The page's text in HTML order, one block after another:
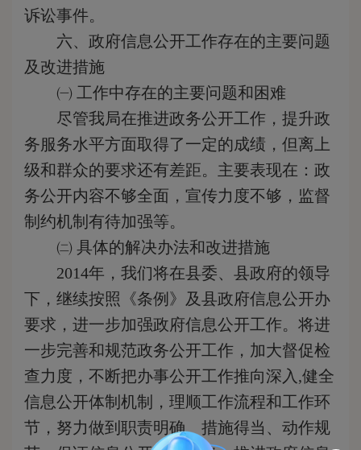
诉讼事件。
六、政府信息公开工作存在的主要问题
及改进措施
㈠ 工作中存在的主要问题和困难
尽管我局在推进政务公开工作，提升政
务服务水平方面取得了一定的成绩，但离上
级和群众的要求还有差距。主要表现在：政
务公开内容不够全面，宣传力度不够，监督
制约机制有待加强等。
㈡ 具体的解决办法和改进措施
2014年，我们将在县委、县政府的领导
下，继续按照《条例》及县政府信息公开办
要求，进一步加强政府信息公开工作。将进
一步完善和规范政务公开工作，加大督促检
查力度，不断把办事公开工作推向深入,健全
信息公开体制机制，理顺工作流程和工作环
节，努力做到职责明确、措施得当、动作规